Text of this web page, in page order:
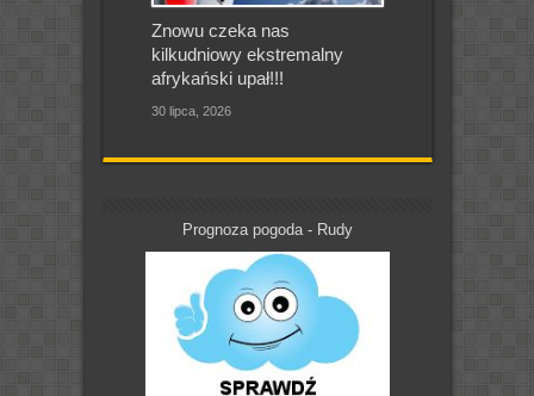
Znowu czeka nas
kilkudniowy ekstremalny
afrykański upał!!!
30 lipca, 2026
Prognoza pogoda - Rudy